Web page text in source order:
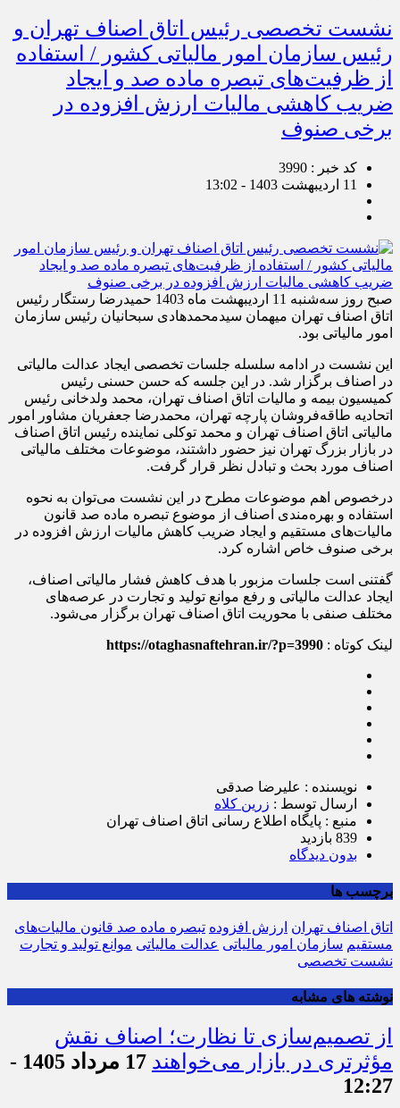
نشست تخصصی رئیس اتاق اصناف تهران و
رئیس سازمان امور مالیاتی کشور / استفاده
از ظرفیت‌های تبصره ماده صد و ایجاد
ضریب کاهشی مالیات ارزش افزوده در
برخی صنوف
کد خبر : 3990
11 اردیبهشت 1403 - 13:02
صبح روز سه‌شنبه 11 اردیبهشت ماه 1403 حمیدرضا رستگار رئیس
اتاق اصناف تهران میهمان سیدمحمدهادی سبحانیان رئیس سازمان
امور مالیاتی بود.
این نشست در ادامه سلسله جلسات تخصصی ایجاد عدالت مالیاتی
در اصناف برگزار شد. در این جلسه که حسن حسنی رئیس
کمیسیون بیمه و مالیات اتاق اصناف تهران، محمد ولدخانی رئیس
اتحادیه طاقه‌فروشان پارچه تهران، محمدرضا جعفریان مشاور امور
مالیاتی اتاق اصناف تهران و محمد توکلی نماینده رئیس اتاق اصناف
در بازار بزرگ تهران نیز حضور داشتند، موضوعات مختلف مالیاتی
اصناف مورد بحث و تبادل نظر قرار گرفت.
درخصوص اهم موضوعات مطرح در این نشست می‌توان به نحوه
استفاده و بهره‌مندی اصناف از موضوع تبصره ماده صد قانون
مالیات‌های مستقیم و ایجاد ضریب کاهش مالیات ارزش افزوده در
برخی صنوف خاص اشاره کرد.
گفتنی است جلسات مزبور با هدف کاهش فشار مالیاتی اصناف،
ایجاد عدالت مالیاتی و رفع موانع تولید و تجارت در عرصه‌های
مختلف صنفی با محوریت اتاق اصناف تهران برگزار می‌شود.
لینک کوتاه : https://otaghasnaftehran.ir/?p=3990
نویسنده : علیرضا صدقی
ارسال توسط : زرین کلاه
منبع : پایگاه اطلاع رسانی اتاق اصناف تهران
839 بازدید
بدون دیدگاه
برچسب ها
اتاق اصناف تهران ارزش افزوده تبصره ماده صد قانون مالیات‌های
مستقیم سازمان امور مالیاتی عدالت مالیاتی موانع تولید و تجارت
نشست تخصصی
نوشته های مشابه
از تصمیم‌سازی تا نظارت؛ اصناف نقش
مؤثرتری در بازار می‌خواهند
17 مرداد 1405 -
12:27